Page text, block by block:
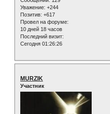
Уважение: +244
Позитив: +617
Провел на форуме:
10 дней 18 часов
Последний визит:
Сегодня 01:26:26
MURZIK
Участник